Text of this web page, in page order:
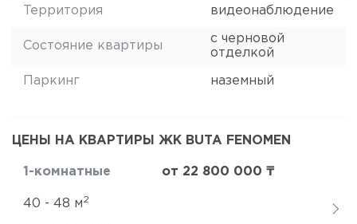
Территория видеонаблюдение
Состояние квартиры
с черновой
отделкой
Паркинг наземный
ЦЕНЫ НА КВАРТИРЫ ЖК BUTA FENOMEN
1-комнатные от 22 800 000 ₸
40 - 48 м2